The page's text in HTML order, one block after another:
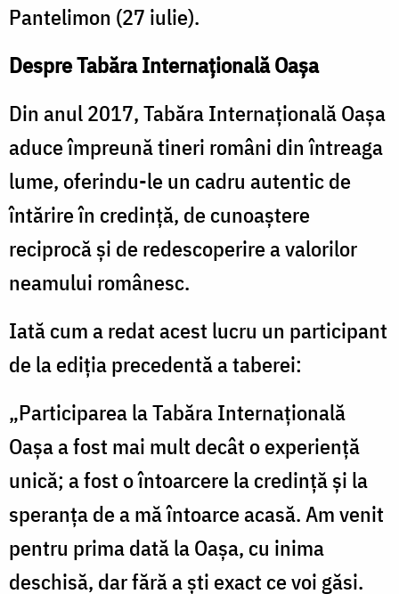
Pantelimon (27 iulie).
Despre Tabăra Internațională Oașa
Din anul 2017, Tabăra Internațională Oașa
aduce împreună tineri români din întreaga
lume, oferindu-le un cadru autentic de
întărire în credință, de cunoaștere
reciprocă și de redescoperire a valorilor
neamului românesc.
Iată cum a redat acest lucru un participant
de la ediția precedentă a taberei:
„Participarea la Tabăra Internațională
Oașa a fost mai mult decât o experiență
unică; a fost o întoarcere la credință și la
speranța de a mă întoarce acasă. Am venit
pentru prima dată la Oașa, cu inima
deschisă, dar fără a ști exact ce voi găsi.